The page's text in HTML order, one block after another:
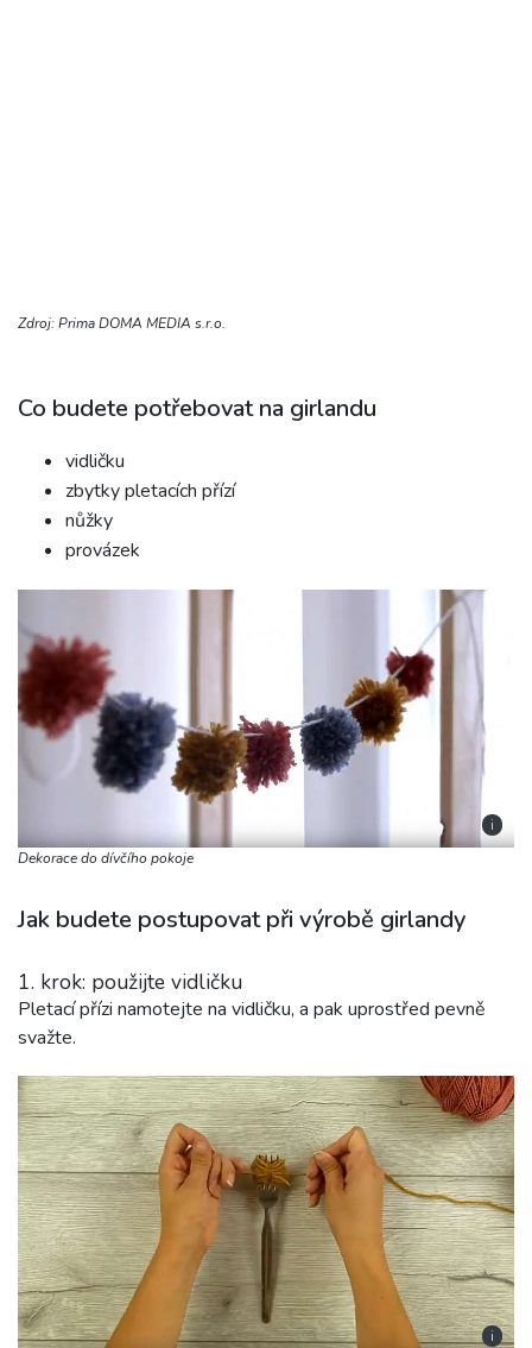
Zdroj: Prima DOMA MEDIA s.r.o.
Co budete potřebovat na girlandu
vidličku
zbytky pletacích přízí
nůžky
provázek
i
Dekorace do dívčího pokoje
Jak budete postupovat při výrobě girlandy
1. krok: použijte vidličku
Pletací přízi namotejte na vidličku, a pak uprostřed pevně
svažte.
i